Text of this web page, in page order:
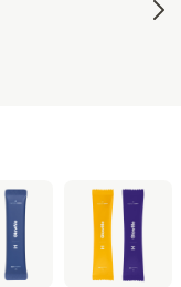
Jest